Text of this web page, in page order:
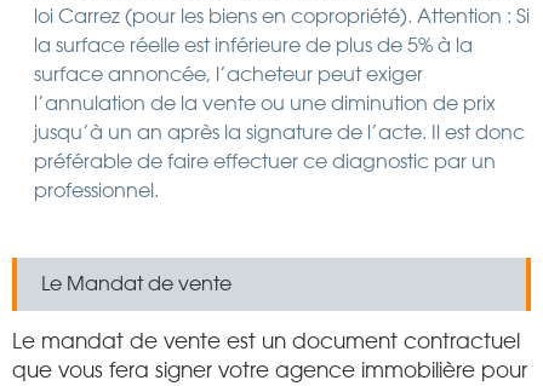
loi Carrez (pour les biens en copropriété). Attention : Si
la surface réelle est inférieure de plus de 5% à la
surface annoncée, l’acheteur peut exiger
l’annulation de la vente ou une diminution de prix
jusqu’à un an après la signature de l’acte. Il est donc
préférable de faire effectuer ce diagnostic par un
professionnel.
Le Mandat de vente
Le mandat de vente est un document contractuel
que vous fera signer votre agence immobilière pour